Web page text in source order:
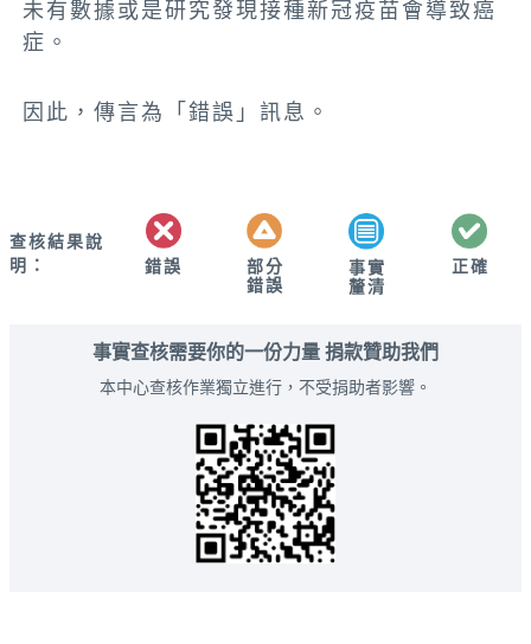
未有數據或是研究發現接種新冠疫苗會導致癌
症。
因此，傳言為「錯誤」訊息。
查核結果說
明：
錯誤
部分
錯誤
事實
釐清
正確
事實查核需要你的一份力量 捐款贊助我們
本中心查核作業獨立進行，不受捐助者影響。